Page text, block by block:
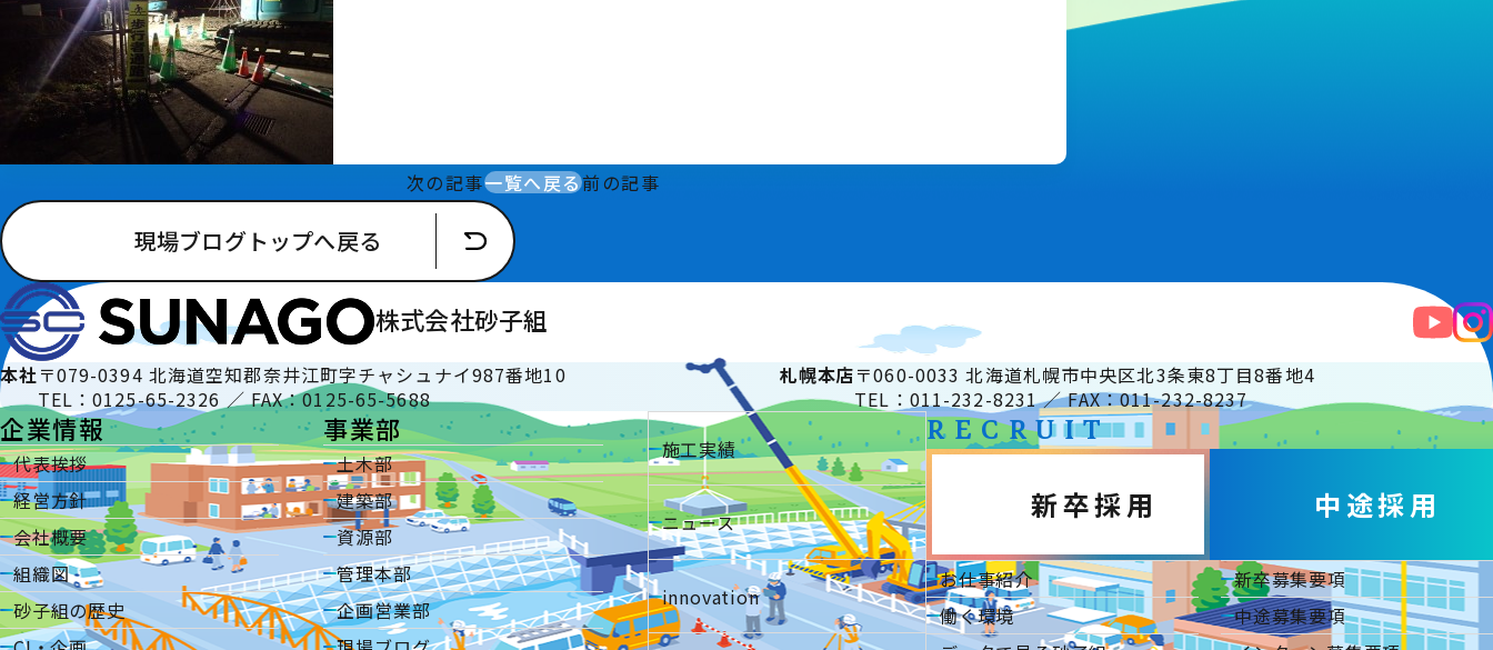
次の記事一覧へ戻る前の記事
現場ブログトップへ戻る
株式会社砂子組
本社 〒079-0394 北海道空知郡奈井江町字チャシュナイ987番地10
TEL：0125-65-2326 ／ FAX：0125-65-5688
札幌本店〒060-0033 北海道札幌市中央区北3条東8丁目8番地4
TEL：011-232-8231 ／ FAX：011-232-8237
企業情報
代表挨拶
経営方針
会社概要
組織図
砂子組の歴史
事業部
土木部
建築部
資源部
管理本部
企画営業部
施工実績
ニュース
innovation
RECRUIT
新卒採用 中途採用
お仕事紹介
働く環境
新卒募集要項
中途募集要項